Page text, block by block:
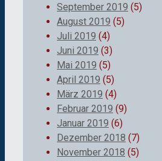
September 2019 (5)
August 2019 (5)
Juli 2019 (4)
Juni 2019 (3)
Mai 2019 (5)
April 2019 (5)
März 2019 (4)
Februar 2019 (9)
Januar 2019 (6)
Dezember 2018 (7)
November 2018 (5)